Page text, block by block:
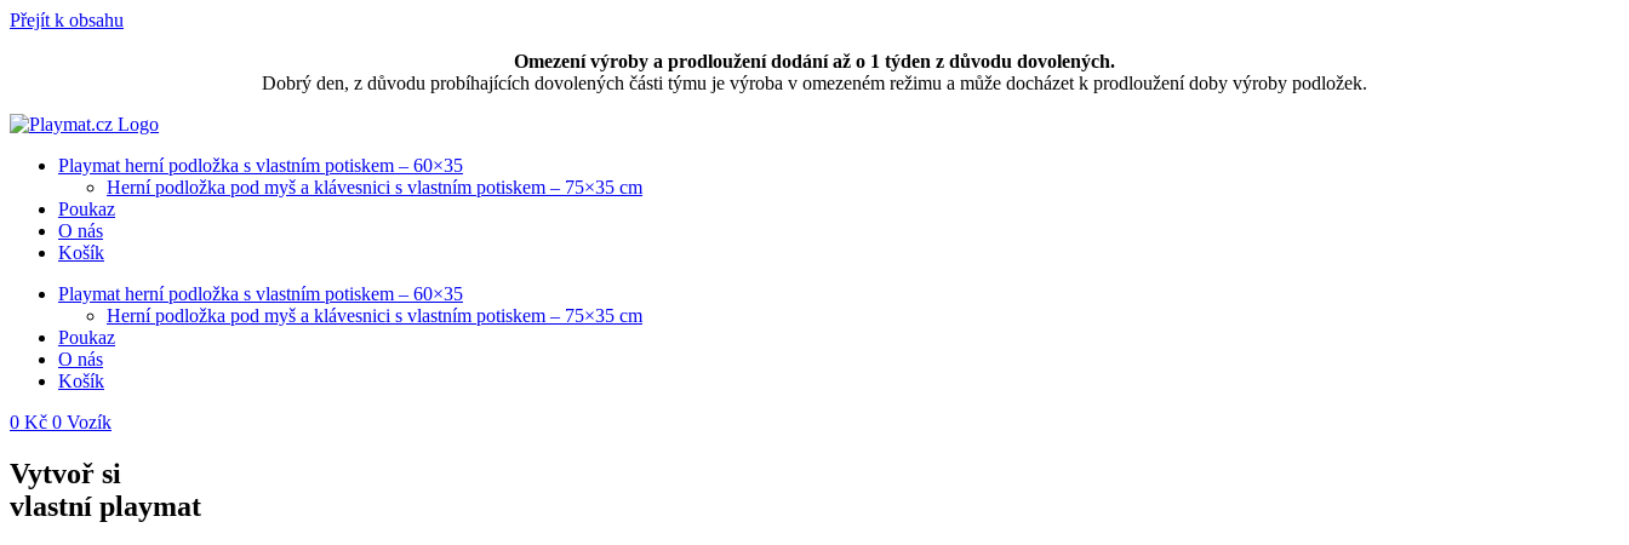
Přejít k obsahu
Omezení výroby a prodloužení dodání až o 1 týden z důvodu dovolených.
Dobrý den, z důvodu probíhajících dovolených části týmu je výroba v omezeném režimu a může docházet k prodloužení doby výroby podložek.
Playmat herní podložka s vlastním potiskem – 60×35
Herní podložka pod myš a klávesnici s vlastním potiskem – 75×35 cm
Poukaz
O nás
Košík
Playmat herní podložka s vlastním potiskem – 60×35
Herní podložka pod myš a klávesnici s vlastním potiskem – 75×35 cm
Poukaz
O nás
Košík
0 Kč 0 Vozík
Vytvoř si
vlastní playmat